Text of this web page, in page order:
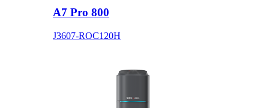
A7 Pro 800
J3607-ROC120H